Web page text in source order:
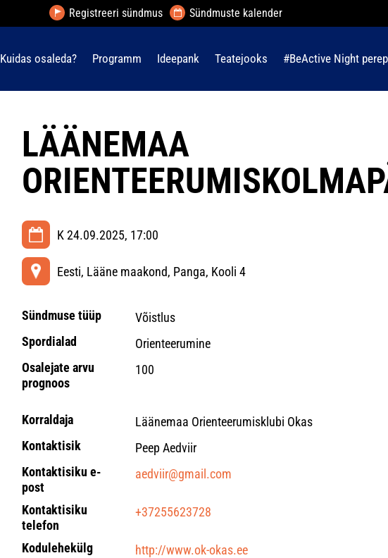
Registreeri sündmus Sündmuste kalender
Kuidas osaleda? Programm Ideepank Teatejooks #BeActive Night
LÄÄNEMAA
K 24.09.2025, 17:00
Eesti, Lääne maakond, Panga, Kooli 4
Sündmuse tüüp
Võistlus
Spordialad
Orienteerumine
Osalejate arvu
prognoos
100
Korraldaja
Läänemaa Orienteerumisklubi Okas
Kontaktisik
Peep Aedviir
Kontaktisiku e-
post
aedviir@gmail.com
Kontaktisiku
telefon
+37255623728
Kodulehekülg http://www.ok-okas.ee